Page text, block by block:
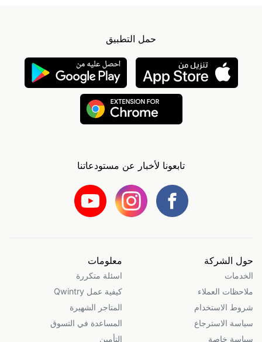
حمل التطبيق
تابعونا لأخبار عن مستودعاتنا
حول الشركة
الخدمات
ملاحظات العملاء
شروط الاستخدام
سياسة الاسترجاع
سياسة خاصة
معلومات
اسئلة متكررة
كيفية عمل Qwintry
المتاجر الشهيرة
المساعدة في التسوق
التأمين